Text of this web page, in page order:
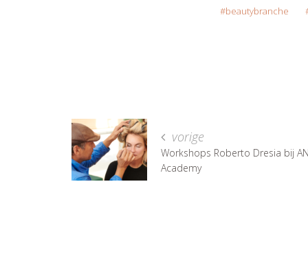
beautybranche
vorige
Workshops Roberto Dresia bij
Academy